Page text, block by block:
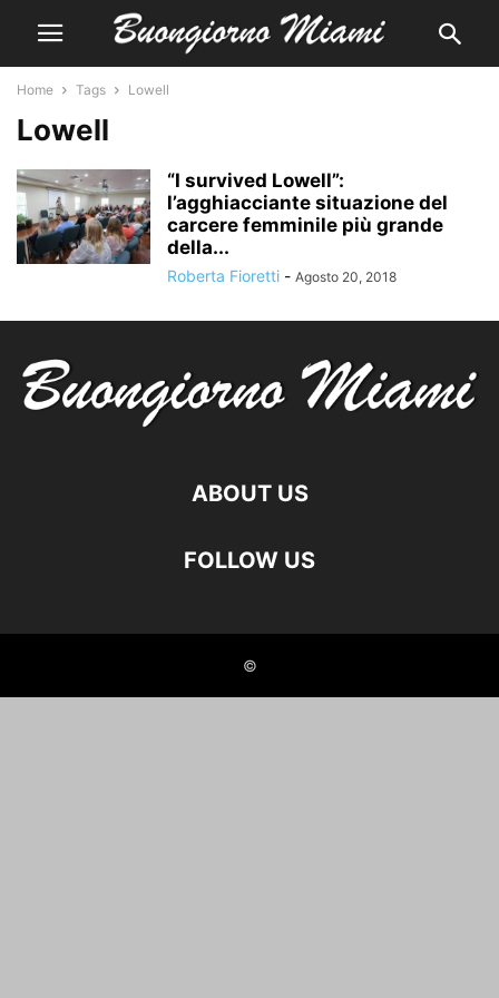
Home Tags Lowell
Lowell
“I survived Lowell”:
l’agghiacciante situazione del
carcere femminile più grande
della...
Roberta Fioretti - Agosto 20, 2018
ABOUT US
FOLLOW US
©